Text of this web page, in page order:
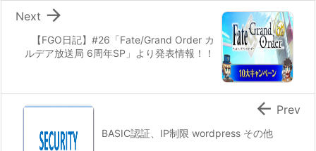
【FGO日記】#26「Fate/Grand Order カ
ルデア放送局 6周年SP」より発表情報！！

Next
BASIC認証、IP制限 wordpress その他
 Prev